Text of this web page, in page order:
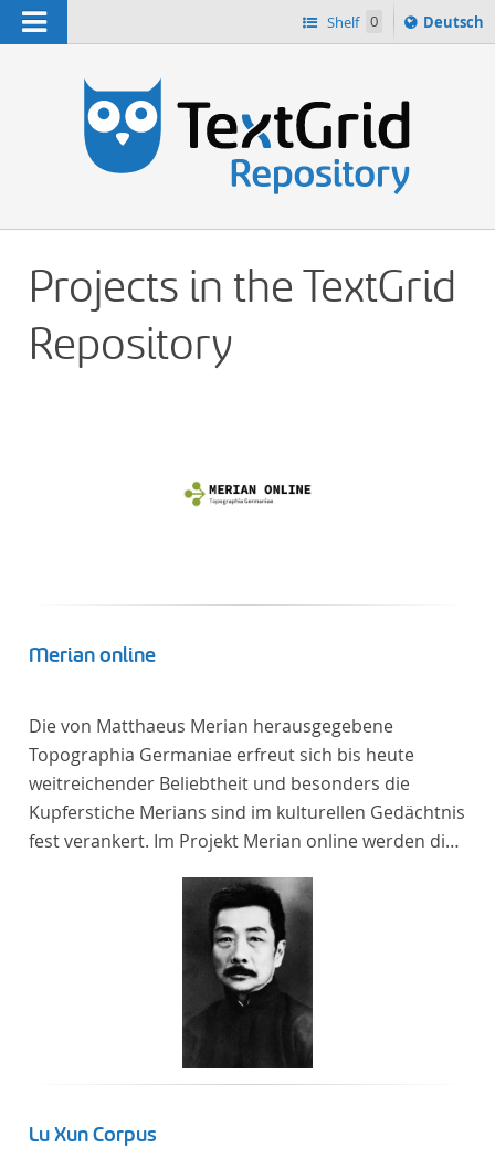
Navigation Shelf 0
Sprache
ï¿½ndern
Deutsch
Projects in the TextGrid
Repository
Merian online
Die von Matthaeus Merian herausgegebene
Topographia Germaniae erfreut sich bis heute
weitreichender Beliebtheit und besonders die
Kupferstiche Merians sind im kulturellen Gedächtnis
fest verankert. Im Projekt Merian online werden die
als vollständige Sammlung von der Heinrich und
Anny Nolte Stiftung als Dauerleihgabe anvertraut
wurden, als digitale Edition erschlossen und der
wissenschaftlichen Forschung und Lehre digital zur
Lu Xun Corpus